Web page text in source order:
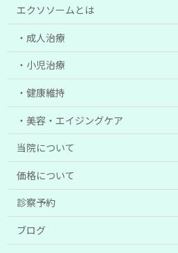
エクソソームとは
成人治療
小児治療
健康維持
美容・エイジングケア
当院について
価格について
診察予約
ブログ